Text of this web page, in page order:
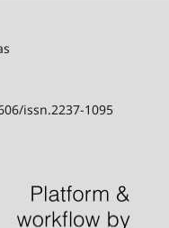
issn.2237-1095